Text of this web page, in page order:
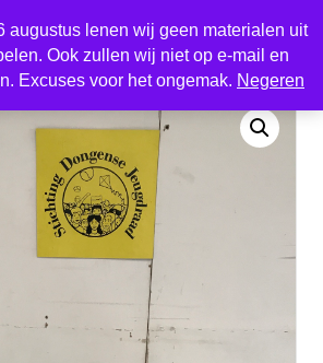
augustus lenen wij geen materialen uit
Ook zullen wij niet op e-mail en
Excuses voor het ongemak. Negeren
Pedalo